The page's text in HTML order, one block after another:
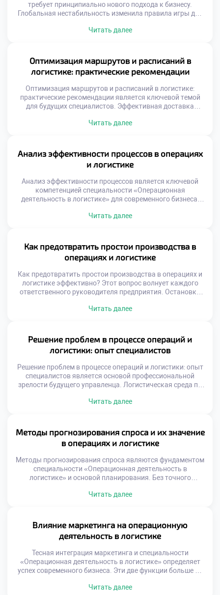
требует принципиально нового подхода к бизнесу.
Глобальная нестабильность изменила правила игры для
оптимизации затрат уступают место стратегиям
уметь управлять рисками в турбулентной среде.
Способность адаптироваться ценится выше простого
следования инструкциям. Профессионализм теперь
измеряется гибкостью […]
Читать далее
Оптимизация маршрутов и расписаний в
логистике: практические рекомендации
Оптимизация маршрутов и расписаний в логистике:
практические рекомендации является ключевой темой
для будущих специалистов. Эффективная доставка
Грамотное планирование путей снижает затраты
остается лишь набором формул. Логистическая отрасль
требует точности и системного подхода. Ошибки в
маршрутизации стоят предприятиям огромных […]
Читать далее
Анализ эффективности процессов в операциях
и логистике
Анализ эффективности процессов является ключевой
компетенцией специальности «Операционная
деятельность в логистике» для современного бизнеса.
выявить скрытые резервы роста компании. Грамотная
системы представляют собой сложные механизмы с
множеством переменных факторов. Поверхностный
взгляд не позволяет увидеть истинные причины низкой
Читать далее
Как предотвратить простои производства в
операциях и логистике
Как предотвратить простои производства в операциях и
логистике эффективно? Этот вопрос волнует каждого
ответственного руководителя предприятия. Остановки
бизнесу. Нарушение ритма поставок разрушает доверие
Выпускники должны уметь обеспечивать
бесперебойность всех процессов. Навык предотвращения
сбоев ценится работодателями чрезвычайно высоко.
Профессионализм измеряется именно отсутствием […]
Читать далее
Решение проблем в процессе операций и
логистики: опыт специалистов
Решение проблем в процессе операций и логистики: опыт
специалистов является основой профессиональной
зрелости будущего управленца. Логистическая среда по
цепочках поставок происходят регулярно независимо от
должны осознавать, что проблемы являются частью
работы. Теоретические знания создают базу для
принятия решений […]
Читать далее
Методы прогнозирования спроса и их значение
в операциях и логистике
Методы прогнозирования спроса являются фундаментом
специальности «Операционная деятельность в
логистике» и основой планирования. Без точного
эффективную цепь поставок. Ошибки в прогнозах ведут к
операционные задачи. Качественный прогноз
синхронизирует закупки, производство и доставку.
Баланс между спросом и предложением достигается
Читать далее
Влияние маркетинга на операционную
деятельность в логистике
Тесная интеграция маркетинга и специальности
«Операционная деятельность в логистике» определяет
успех современного бизнеса. Эти две функции больше не
обещания формируют требования к операционным
Читать далее